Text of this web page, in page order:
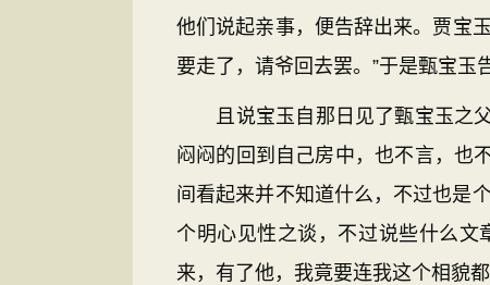
他们说起亲事，便告辞出来。贾宝
要走了，请爷回去罢。”于是甄宝玉
且说宝玉自那日见了甄宝玉之父
闷闷的回到自己房中，也不言，也
间看起来并不知道什么，不过也是
个明心见性之谈，不过说些什么文
来，有了他，我竟要连我这个相貌